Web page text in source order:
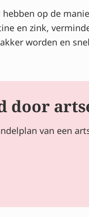
op de
en zink,
worden en
door
van een